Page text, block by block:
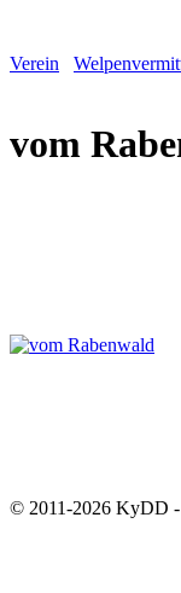
Verein
vom
© 2011-2026 KyDD -